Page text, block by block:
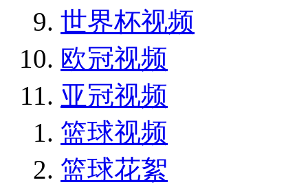
世界杯视频
欧冠视频
亚冠视频
篮球视频
篮球花絮